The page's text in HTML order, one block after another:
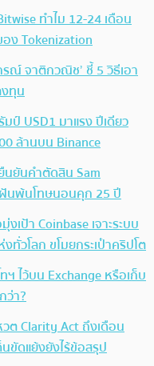
ทำไม 12-24 เดือน
ง Tokenization
ณ์ จาติกวณิช’ ชี้ 5 วิธีเอา
ทุน
ป์ USD1 มาแรง ปีเดียว
ล้านบน Binance
ยันคำตัดสิน Sam
นพ้นโทษนอนคุก 25 ปี
เป้า Coinbase เจาะระบบ
ทั่วโลก ขโมยกระเป๋าคริปโต
ไว้บน Exchange หรือเก็บ
ว่า?
ต Clarity Act ถึงเดือน
ขัดแย้งยังไร้ข้อสรุป